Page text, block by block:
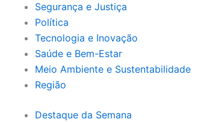
Segurança e Justiça
Política
Tecnologia e Inovação
Saúde e Bem-Estar
Meio Ambiente e Sustentabilidade
Região
Destaque da Semana